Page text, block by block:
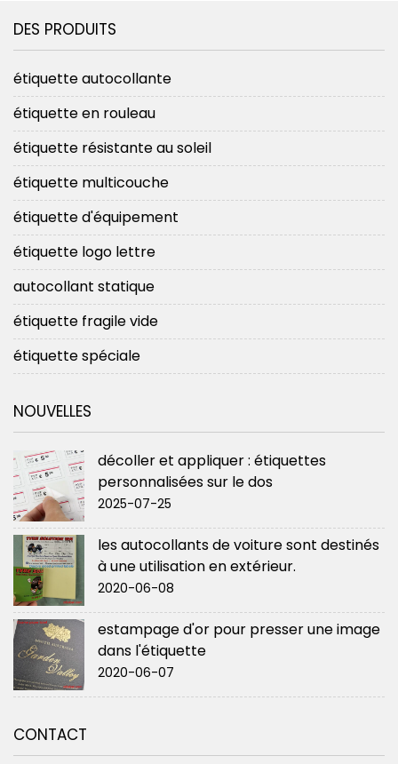
DES PRODUITS
étiquette autocollante
étiquette en rouleau
étiquette résistante au soleil
étiquette multicouche
étiquette d'équipement
étiquette logo lettre
autocollant statique
étiquette fragile vide
étiquette spéciale
NOUVELLES
décoller et appliquer : étiquettes
personnalisées sur le dos
2025-07-25
les autocollants de voiture sont destinés
à une utilisation en extérieur.
2020-06-08
estampage d'or pour presser une image
dans l'étiquette
2020-06-07
CONTACT